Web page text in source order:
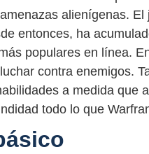
alienígenas.
entonces, ha
populares en línea.
contra enemigos.
a medida que
todo lo que